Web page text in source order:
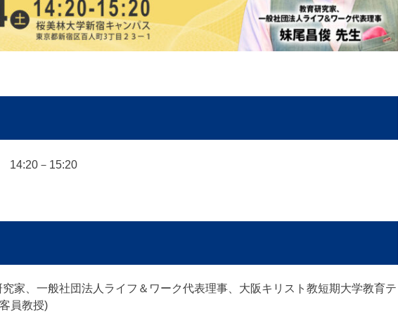
14:20－15:20
家、一般社団法人ライフ＆ワーク代表理事、大阪キリスト教短期大学教育テ
員教授)